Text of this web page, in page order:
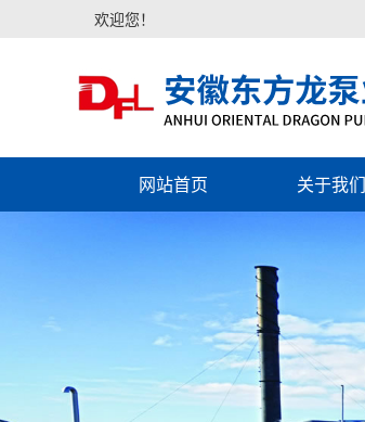
欢迎您！
网站首页 关于我们